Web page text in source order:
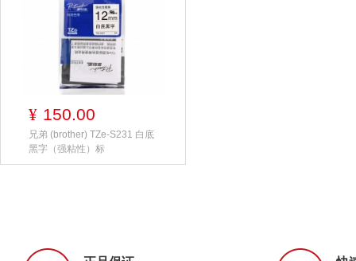
¥ 150.00
兄弟 (brother) TZe-S231 白底
黑字（强粘性）标